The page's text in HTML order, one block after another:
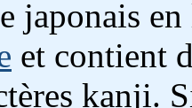
japonais
et contient
kanji.